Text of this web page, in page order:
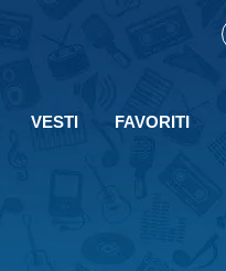
VESTI FAVORITI